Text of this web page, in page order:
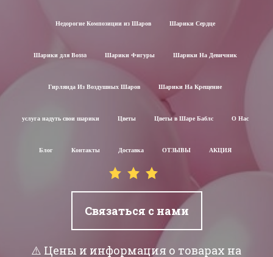
Недорогие Композиции из Шаров Шарики Сердце
Шарики для Воssa Шарики Фигуры Шарики На Девичник
Гирлянда Из Воздушных Шаров Шарики На Крещение
услуга надуть свои шарики Цветы Цветы в Шаре Баблс О Нас
Блог Контакты Доставка ОТЗЫВЫ АКЦИЯ
Связаться с нами
⚠️ Цены и информация о товарах на